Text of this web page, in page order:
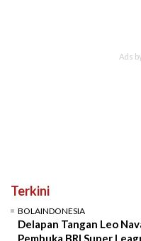
Terkini
BOLAINDONESIA
Delapan Tangan Leo
Pembuka BRI Super